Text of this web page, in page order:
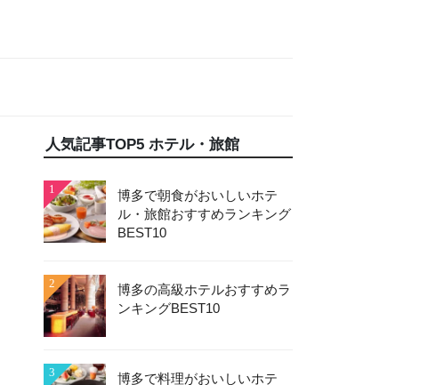
人気記事TOP5 ホテル・旅館
1
博多で朝食がおいしいホテ
ル・旅館おすすめランキング
BEST10
2
博多の高級ホテルおすすめラ
ンキングBEST10
3
博多で料理がおいしいホテ